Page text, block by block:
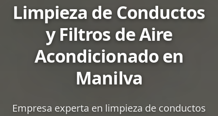
Limpieza de Conductos
y Filtros de Aire
Acondicionado en
Manilva
Empresa experta en limpieza de conductos